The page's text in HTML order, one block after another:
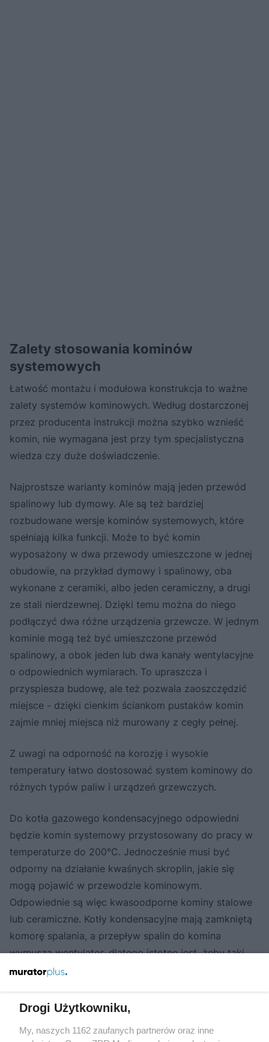
Zalety stosowania kominów
systemowych
Łatwość montażu i modułowa konstrukcja to ważne
zalety systemów kominowych. Według dostarczonej
przez producenta instrukcji można szybko wznieść
komin, nie wymagana jest przy tym specjalistyczna
wiedza czy duże doświadczenie.
Najprostsze warianty kominów mają jeden przewód
spalinowy lub dymowy. Ale są też bardziej
rozbudowane wersje kominów systemowych, które
spełniają kilka funkcji. Może to być komin
wyposażony w dwa przewody umieszczone w jednej
obudowie, na przykład dymowy i spalinowy, oba
wykonane z ceramiki, albo jeden ceramiczny, a drugi
ze stali nierdzewnej. Dzięki temu można do niego
podłączyć dwa różne urządzenia grzewcze. W jednym
kominie mogą też być umieszczone przewód
spalinowy, a obok jeden lub dwa kanały wentylacyjne
o odpowiednich wymiarach. To upraszcza i
przyspiesza budowę, ale też pozwala zaoszczędzić
miejsce - dzięki cienkim ściankom pustaków komin
zajmie mniej miejsca niż murowany z cegły pełnej.
Z uwagi na odporność na korozję i wysokie
temperatury łatwo dostosować system kominowy do
różnych typów paliw i urządzeń grzewczych.
Do kotła gazowego kondensacyjnego odpowiedni
będzie komin systemowy przystosowany do pracy w
temperaturze do 200°C. Jednocześnie musi być
odporny na działanie kwaśnych skroplin, jakie się
mogą pojawić w przewodzie kominowym.
Odpowiednie są więc kwasoodporne kominy stalowe
lub ceramiczne. Kotły kondensacyjne mają zamkniętą
komorę spalania, a przepływ spalin do komina
wymusza wentylator, dlatego istotne jest, żeby taki
komin mógł pracować w warunkach nadciśnienia. W
przedostaną się do pomieszczeń mieszkalnych.
powietrzno-spalinowy, który zapewnia również
Drogi Użytkowniku,
My, naszych 1162 zaufanych partnerów oraz inne